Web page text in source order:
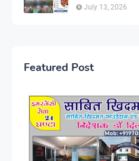
July 13, 2026
Featured Post